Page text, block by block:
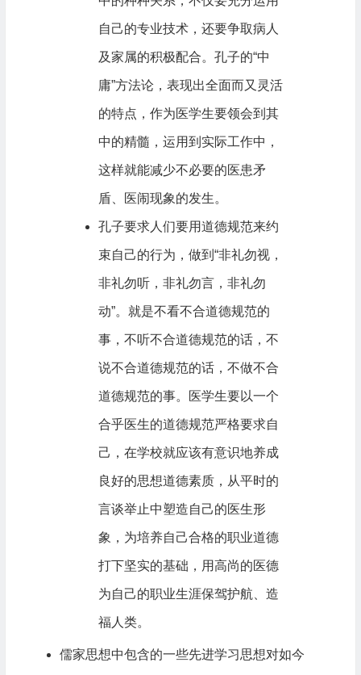
自己的专业技术，还要争取病人
及家属的积极配合。孔子的“中
庸”方法论，表现出全面而又灵活
的特点，作为医学生要领会到其
中的精髓，运用到实际工作中，
这样就能减少不必要的医患矛
盾、医闹现象的发生。
孔子要求人们要用道德规范来约
束自己的行为，做到“非礼勿视，
非礼勿听，非礼勿言，非礼勿
动”。就是不看不合道德规范的
事，不听不合道德规范的话，不
说不合道德规范的话，不做不合
道德规范的事。医学生要以一个
合乎医生的道德规范严格要求自
己，在学校就应该有意识地养成
良好的思想道德素质，从平时的
言谈举止中塑造自己的医生形
象，为培养自己合格的职业道德
打下坚实的基础，用高尚的医德
为自己的职业生涯保驾护航、造
福人类。
儒家思想中包含的一些先进学习思想对如今